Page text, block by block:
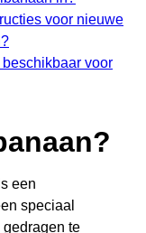
voor nieuwe
voor
een
speciaal
te